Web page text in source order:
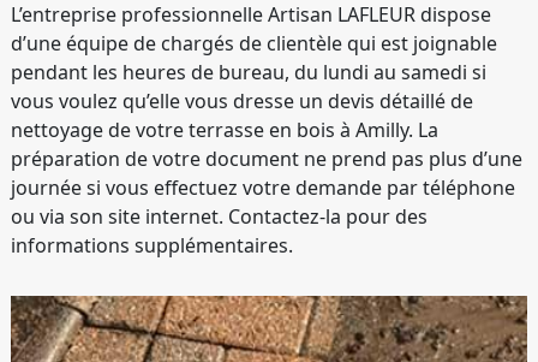
L’entreprise professionnelle Artisan LAFLEUR dispose
d’une équipe de chargés de clientèle qui est joignable
pendant les heures de bureau, du lundi au samedi si
vous voulez qu’elle vous dresse un devis détaillé de
nettoyage de votre terrasse en bois à Amilly. La
préparation de votre document ne prend pas plus d’une
journée si vous effectuez votre demande par téléphone
ou via son site internet. Contactez-la pour des
informations supplémentaires.